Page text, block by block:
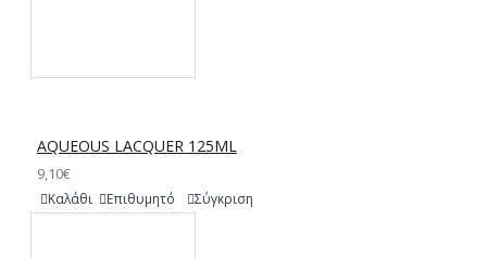
AQUEOUS LACQUER 125ML
9,10€
Καλάθι Επιθυμητό Σύγκριση